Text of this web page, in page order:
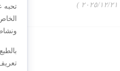
٢١‏/١٢‏/٢٠٢٥
تحبه